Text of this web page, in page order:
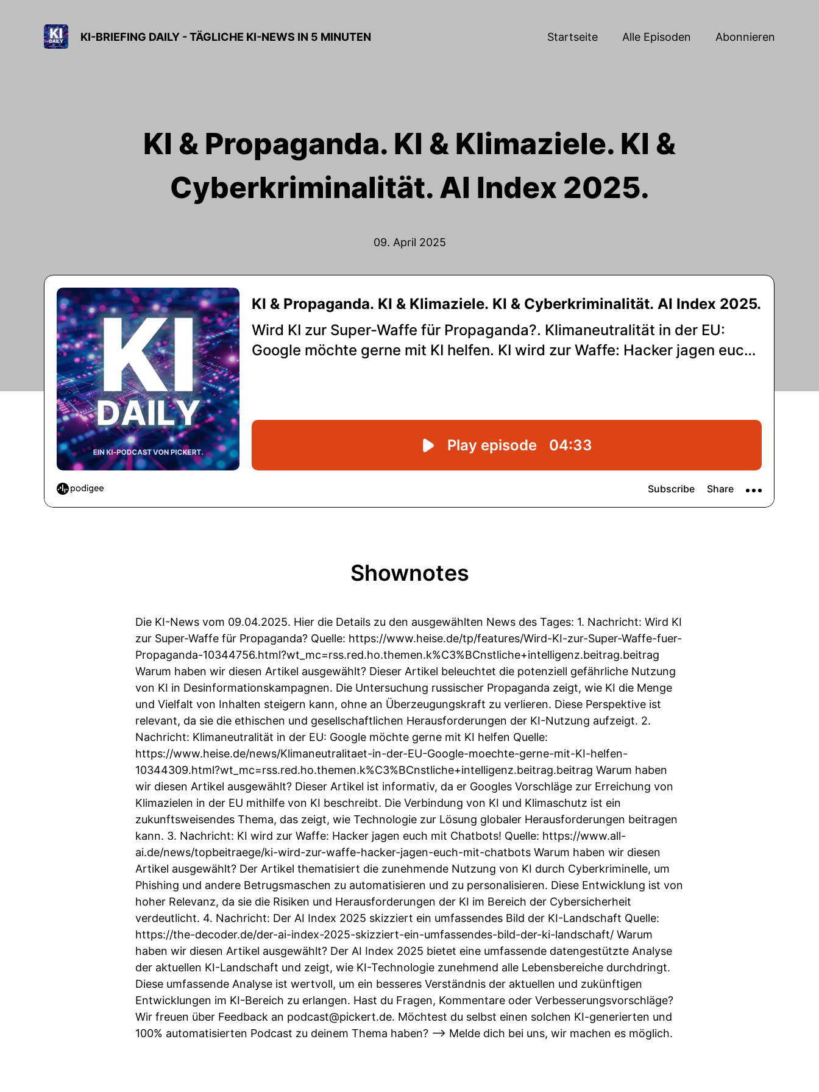
KI-BRIEFING DAILY - TÄGLICHE KI-NEWS IN 5 MINUTEN Startseite Alle Episoden Abonnieren
KI & Propaganda. KI & Klimaziele. KI &
Cyberkriminalität. AI Index 2025.
09. April 2025
Shownotes
Die KI-News vom 09.04.2025. Hier die Details zu den ausgewählten News des Tages: 1. Nachricht: Wird KI
zur Super-Waffe für Propaganda? Quelle: https://www.heise.de/tp/features/Wird-KI-zur-Super-Waffe-fuer-
Propaganda-10344756.html?wt_mc=rss.red.ho.themen.k%C3%BCnstliche+intelligenz.beitrag.beitrag
Warum haben wir diesen Artikel ausgewählt? Dieser Artikel beleuchtet die potenziell gefährliche Nutzung
von KI in Desinformationskampagnen. Die Untersuchung russischer Propaganda zeigt, wie KI die Menge
und Vielfalt von Inhalten steigern kann, ohne an Überzeugungskraft zu verlieren. Diese Perspektive ist
relevant, da sie die ethischen und gesellschaftlichen Herausforderungen der KI-Nutzung aufzeigt. 2.
Nachricht: Klimaneutralität in der EU: Google möchte gerne mit KI helfen Quelle:
https://www.heise.de/news/Klimaneutralitaet-in-der-EU-Google-moechte-gerne-mit-KI-helfen-
10344309.html?wt_mc=rss.red.ho.themen.k%C3%BCnstliche+intelligenz.beitrag.beitrag Warum haben
wir diesen Artikel ausgewählt? Dieser Artikel ist informativ, da er Googles Vorschläge zur Erreichung von
Klimazielen in der EU mithilfe von KI beschreibt. Die Verbindung von KI und Klimaschutz ist ein
zukunftsweisendes Thema, das zeigt, wie Technologie zur Lösung globaler Herausforderungen beitragen
kann. 3. Nachricht: KI wird zur Waffe: Hacker jagen euch mit Chatbots! Quelle: https://www.all-
ai.de/news/topbeitraege/ki-wird-zur-waffe-hacker-jagen-euch-mit-chatbots Warum haben wir diesen
Artikel ausgewählt? Der Artikel thematisiert die zunehmende Nutzung von KI durch Cyberkriminelle, um
Phishing und andere Betrugsmaschen zu automatisieren und zu personalisieren. Diese Entwicklung ist von
hoher Relevanz, da sie die Risiken und Herausforderungen der KI im Bereich der Cybersicherheit
verdeutlicht. 4. Nachricht: Der AI Index 2025 skizziert ein umfassendes Bild der KI-Landschaft Quelle:
https://the-decoder.de/der-ai-index-2025-skizziert-ein-umfassendes-bild-der-ki-landschaft/ Warum
haben wir diesen Artikel ausgewählt? Der AI Index 2025 bietet eine umfassende datengestützte Analyse
der aktuellen KI-Landschaft und zeigt, wie KI-Technologie zunehmend alle Lebensbereiche durchdringt.
Diese umfassende Analyse ist wertvoll, um ein besseres Verständnis der aktuellen und zukünftigen
Entwicklungen im KI-Bereich zu erlangen. Hast du Fragen, Kommentare oder Verbesserungsvorschläge?
Wir freuen über Feedback an podcast@pickert.de. Möchtest du selbst einen solchen KI-generierten und
100% automatisierten Podcast zu deinem Thema haben? --> Melde dich bei uns, wir machen es möglich.